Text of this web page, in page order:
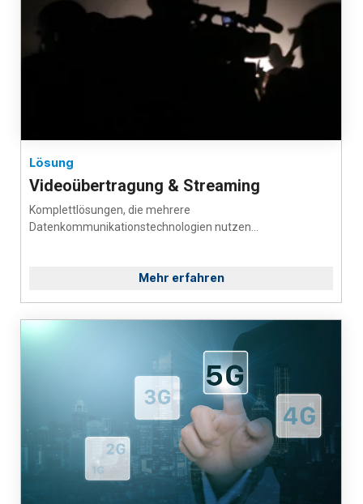
Lösung
Videoübertragung & Streaming
Komplettlösungen, die mehrere
Datenkommunikationstechnologien nutzen...
Mehr erfahren